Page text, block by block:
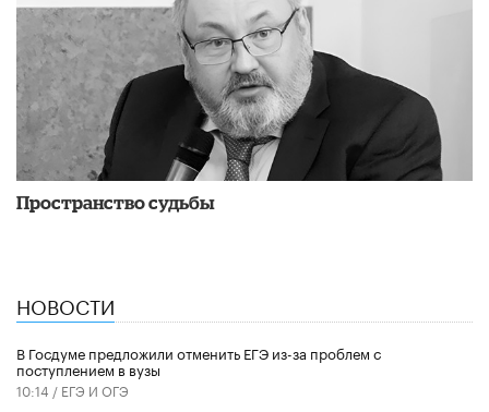
Пространство судьбы
НОВОСТИ
В Госдуме предложили отменить ЕГЭ из-за проблем с
поступлением в вузы
10:14 / ЕГЭ И ОГЭ